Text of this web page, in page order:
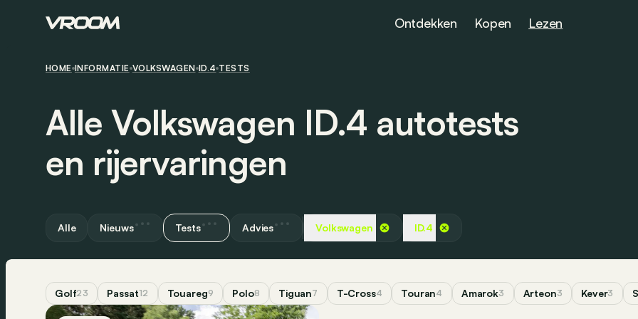
Ontdekken Kopen Lezen
HOME INFORMATIE VOLKSWAGEN ID.4 TESTS
Alle Volkswagen ID.4 autotests
en rijervaringen
Alle Nieuws Tests Advies Volkswagen ID.4
Golf23 Passat12 Touareg9 Polo8 Tiguan7 T-Cross4 Touran4 Amarok3 Arteon3 Kever3